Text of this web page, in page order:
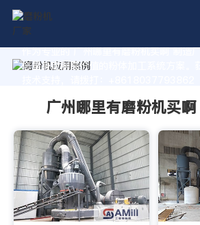
作为专业的 广州哪里有磨粉机买啊 制造
您量身定制高价值的粉体加工系统方案。
广州哪里有磨粉机买